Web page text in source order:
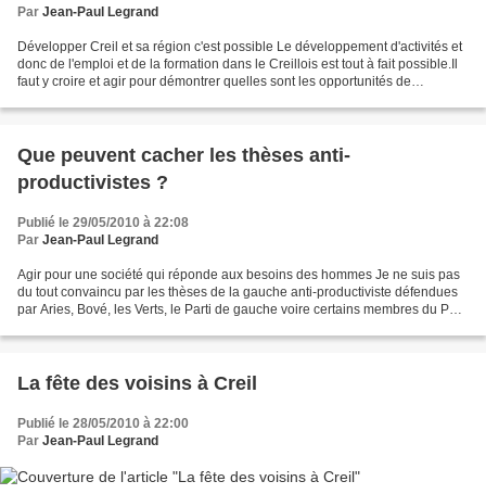
Par Jean-Paul Legrand
Développer Creil et sa région c'est possible Le développement d'activités et
donc de l'emploi et de la formation dans le Creillois est tout à fait possible.Il
faut y croire et agir pour démontrer quelles sont les opportunités de
Que peuvent cacher les thèses anti-
productivistes ?
Publié le 29/05/2010 à 22:08
Par Jean-Paul Legrand
Agir pour une société qui réponde aux besoins des hommes Je ne suis pas
du tout convaincu par les thèses de la gauche anti-productiviste défendues
par Aries, Bové, les Verts, le Parti de gauche voire certains membres du PCF.
La fête des voisins à Creil
Publié le 28/05/2010 à 22:00
Par Jean-Paul Legrand